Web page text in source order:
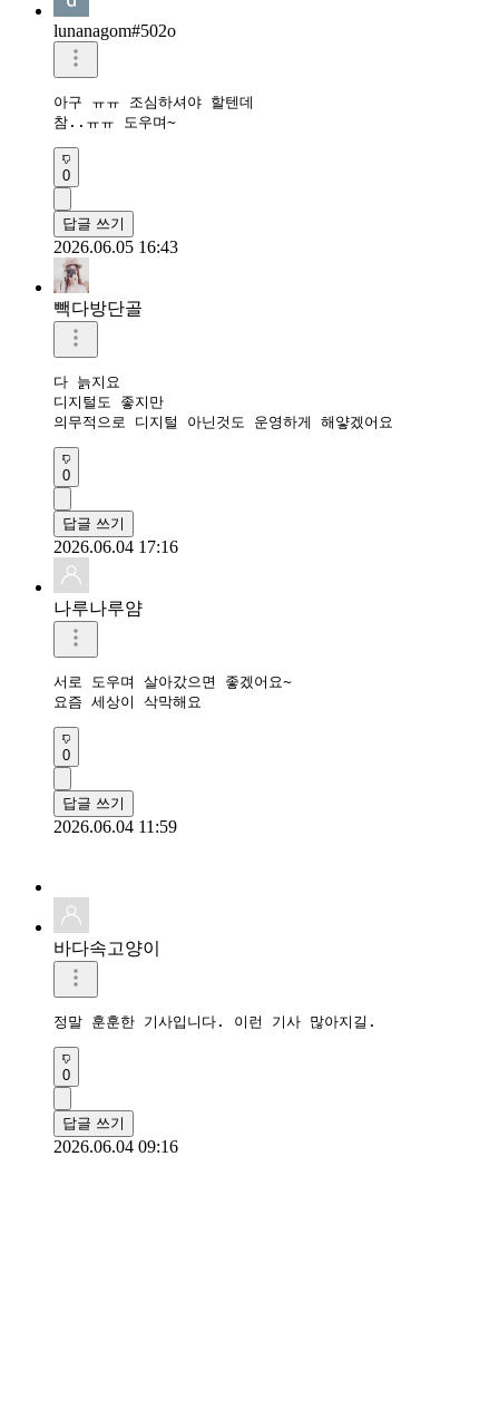
lunanagom#502o
아구 ㅠㅠ 조심하셔야 할텐데
참..ㅠㅠ 도우며~
0
답글 쓰기
2026.06.05 16:43
빽다방단골
다 늙지요
디지털도 좋지만
의무적으로 디지털 아닌것도 운영하게 해얗겠어요
0
답글 쓰기
2026.06.04 17:16
나루나루얌
서로 도우며 살아갔으면 좋겠어요~
요즘 세상이 삭막해요
0
답글 쓰기
2026.06.04 11:59
바다속고양이
정말 훈훈한 기사입니다. 이런 기사 많아지길.
0
답글 쓰기
2026.06.04 09:16